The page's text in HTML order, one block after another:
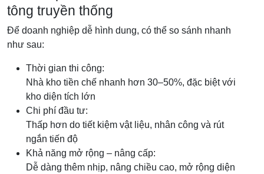
tông truyền thống
Để doanh nghiệp dễ hình dung, có thể so sánh nhanh
như sau:
Thời gian thi công:
Nhà kho tiền chế nhanh hơn 30–50%, đặc biệt với
kho diện tích lớn
Chi phí đầu tư:
Thấp hơn do tiết kiệm vật liệu, nhân công và rút
ngắn tiến độ
Khả năng mở rộng – nâng cấp:
Dễ dàng thêm nhịp, nâng chiều cao, mở rộng diện